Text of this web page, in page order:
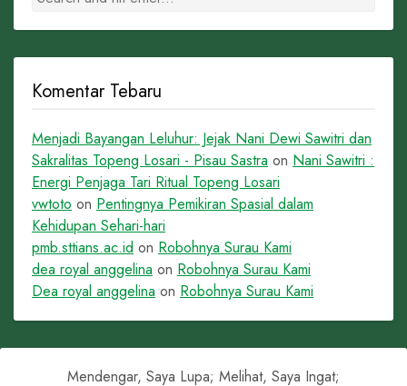
Komentar Tebaru
Menjadi Bayangan Leluhur: Jejak Nani Dewi Sawitri dan
Sakralitas Topeng Losari - Pisau Sastra on Nani Sawitri :
Energi Penjaga Tari Ritual Topeng Losari
vwtoto on Pentingnya Pemikiran Spasial dalam
Kehidupan Sehari-hari
pmb.sttians.ac.id on Robohnya Surau Kami
dea royal anggelina on Robohnya Surau Kami
Dea royal anggelina on Robohnya Surau Kami
Mendengar, Saya Lupa; Melihat, Saya Ingat;